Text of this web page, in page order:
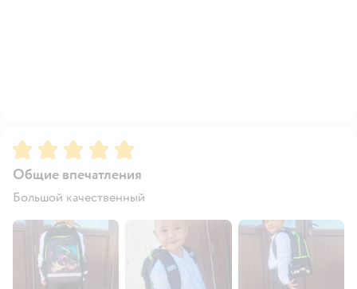
Рейтинг:5
Общие впечатления
Большой качественный